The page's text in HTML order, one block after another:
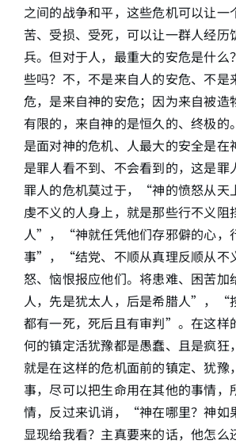
之间的战争和平，这些危机可以让一
苦、受损、受死，可以让一群人经历
兵。但对于人，最重大的安危是什么
些吗？不，不是来自人的安危、不是
危，是来自神的安危；因为来自被造
有限的，来自神的是恒久的、终极的
是面对神的危机、人最大的安全是在
是罪人看不到、不会看到的，这是罪
罪人的危机莫过于，“神的愤怒从天
虔不义的人身上，就是那些行不义阻
人”，“神就任凭他们存邪僻的心，
事”，“结党、不顺从真理反顺从不
怒、恼恨报应他们。将患难、困苦加
人，先是犹太人，后是希腊人”，“
都有一死，死后且有审判”。在这样
何的镇定活犹豫都是愚蠢、且是疯狂
就是在这样的危机面前的镇定、犹豫
事，尽可以把生命用在其他的事情，
情，反过来讥诮，“神在哪里？神如
显现给我看？主真要来的话，他怎么